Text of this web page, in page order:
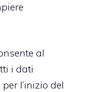
al
i dati
l’inizio del